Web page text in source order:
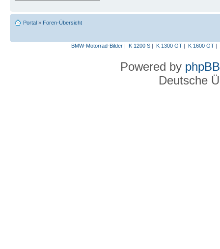
Portal » Foren-Übersicht
BMW-Motorrad-Bilder| K 1200 S| K 1300 GT| K 1600 GT|
Powered by phpBB
Deutsche